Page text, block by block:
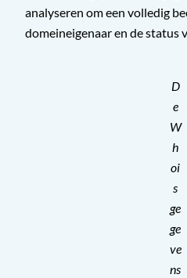
analyseren om een volledig
domeineigenaar en de status
D
e
W
h
oi
s
ge
ge
ve
ns